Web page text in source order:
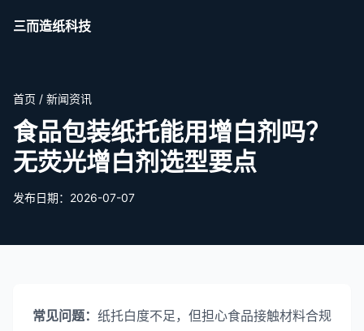
三而造纸科技
首页 / 新闻资讯
食品包装纸托能用增白剂吗？
无荧光增白剂选型要点
发布日期：2026-07-07
常见问题： 纸托白度不足，但担心食品接触材料合规